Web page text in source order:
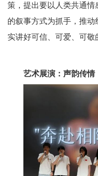
策，提出要以人类共通
的叙事方式为抓手，推
实讲好可信、可爱、可敬
艺术展演：声韵传情